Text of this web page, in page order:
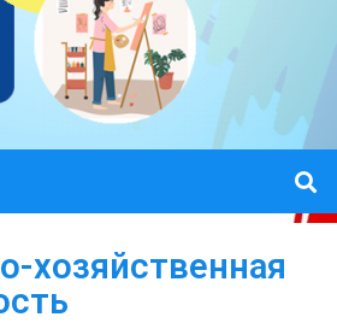
хозяйственная